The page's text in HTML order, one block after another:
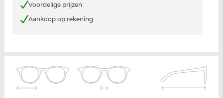
Voordelige prijzen
Aankoop op rekening